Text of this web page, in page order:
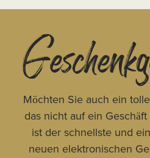
Möchten Sie auch ein
das nicht auf ein
ist der schnellste und
neuen elektronischen